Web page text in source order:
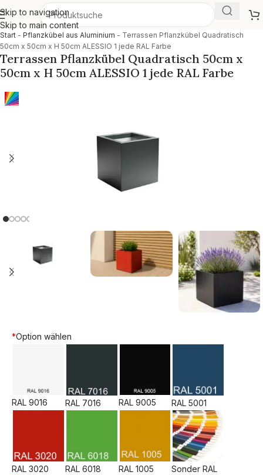
Skip to navigation
Skip to main content
Start - Pflanzkübel aus Aluminium - Terrassen Pflanzkübel Quadratisch
50cm x 50cm x H 50cm ALESSIO 1 jede RAL Farbe
Terrassen Pflanzkübel Quadratisch 50cm x
50cm x H 50cm ALESSIO 1 jede RAL Farbe
*Option wählen
RAL 9016 RAL 7016 RAL 9005 RAL 5001
RAL 3020 RAL 6018 RAL 1005
Sonder RAL